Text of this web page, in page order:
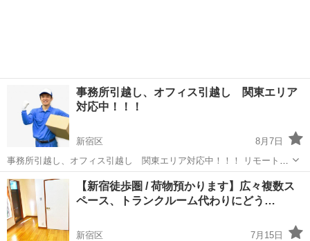
事務所引越し、オフィス引越し 関東エリア
対応中！！！
新宿区
8月7日
事務所引越し、オフィス引越し 関東エリア対応中！！！ リモートワ
ークによる事業所縮小に伴う事務所引越し、オフィス引越し。 新規事
業立ち上げの為の事務所引越し、オフィス引越し。 事業所拡大の為の
事務所引越し、オフィス...
東京 新宿区 引っ越し 単身引越し
【新宿徒歩圏 / 荷物預かります】広々複数ス
ペース、トランクルーム代わりにどう…
新宿区
7月15日